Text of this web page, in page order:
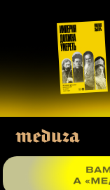
материалам